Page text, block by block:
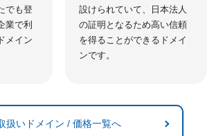
でも登
業で利
メイン
設けられていて、日本法人
の証明となるため高い信頼
を得ることができるドメイ
ンです。
扱いドメイン / 価格一覧へ